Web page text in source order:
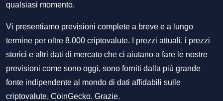
qualsiasi momento.
Vi presentiamo previsioni complete a breve e a lungo
termine per oltre 8.000 criptovalute. I prezzi attuali, i prezzi
storici e altri dati di mercato che ci aiutano a fare le nostre
previsioni come sono oggi, sono forniti dalla più grande
fonte indipendente al mondo di dati affidabili sulle
criptovalute, CoinGecko. Grazie.